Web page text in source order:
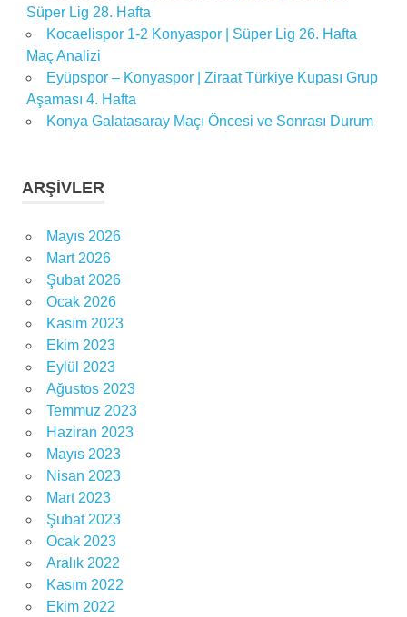
Süper Lig 28. Hafta
Kocaelispor 1-2 Konyaspor | Süper Lig 26. Hafta
Maç Analizi
Eyüpspor – Konyaspor | Ziraat Türkiye Kupası Grup
Aşaması 4. Hafta
Konya Galatasaray Maçı Öncesi ve Sonrası Durum
ARŞIVLER
Mayıs 2026
Mart 2026
Şubat 2026
Ocak 2026
Kasım 2023
Ekim 2023
Eylül 2023
Ağustos 2023
Temmuz 2023
Haziran 2023
Mayıs 2023
Nisan 2023
Mart 2023
Şubat 2023
Ocak 2023
Aralık 2022
Kasım 2022
Ekim 2022